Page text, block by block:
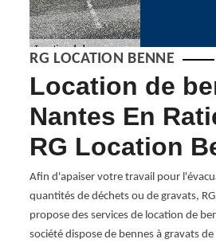
RG LOCATION BENNE
Location de
Nantes En
RG Location
Afin d'apaiser votre travail pour
quantités de déchets ou de gravats,
propose des services de location de
société dispose de bennes à gravats